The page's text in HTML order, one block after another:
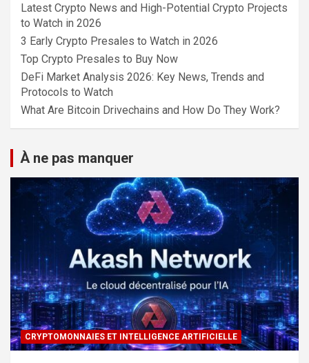
Latest Crypto News and High-Potential Crypto Projects
to Watch in 2026
3 Early Crypto Presales to Watch in 2026
Top Crypto Presales to Buy Now
DeFi Market Analysis 2026: Key News, Trends and
Protocols to Watch
What Are Bitcoin Drivechains and How Do They Work?
À ne pas manquer
CRYPTOMONNAIES ET INTELLIGENCE ARTIFICIELLE